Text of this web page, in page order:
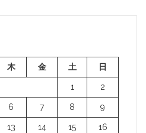
木 金 土 日
1 2
6 7 8 9
13 14 15 16